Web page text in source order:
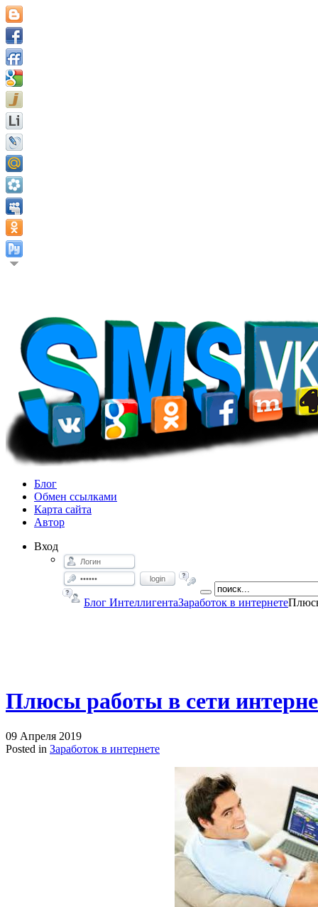
Блог
Обмен ссылками
Карта сайта
Автор
Вход
login
Блог ИнтеллигентаЗаработок в интернете
Плюсы работы в сети
09 Апреля 2019
Posted in Заработок в интернете